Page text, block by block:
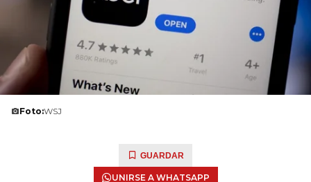
Foto:WSJ
GUARDAR
UNIRSE A WHATSAPP